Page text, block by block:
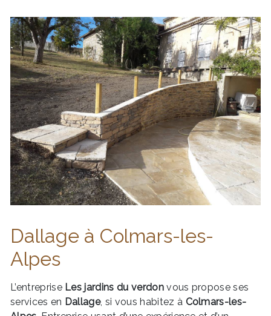
Dallage à Colmars-les-
Alpes
L’entreprise Les jardins du verdonvous propose ses
services en Dallage, si vous habitez à Colmars-les-